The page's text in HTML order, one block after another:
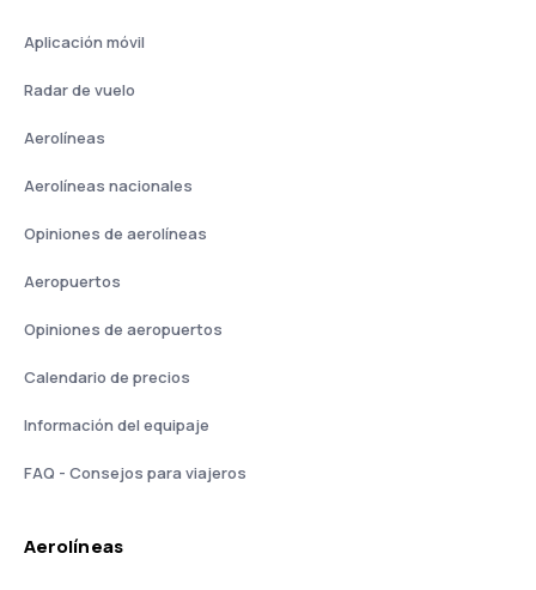
Aplicación móvil
Radar de vuelo
Aerolíneas
Aerolíneas nacionales
Opiniones de aerolíneas
Aeropuertos
Opiniones de aeropuertos
Calendario de precios
Información del equipaje
FAQ - Consejos para viajeros
Aerolíneas